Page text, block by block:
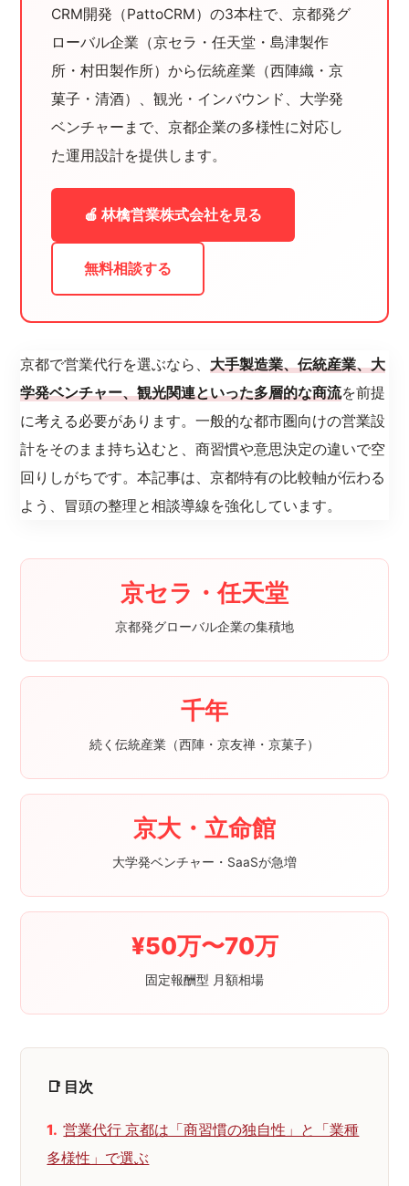
CRM開発（PattoCRM）の3本柱で、京都発グ
ローバル企業（京セラ・任天堂・島津製作
所・村田製作所）から伝統産業（西陣織・京
菓子・清酒）、観光・インバウンド、大学発
ベンチャーまで、京都企業の多様性に対応し
た運用設計を提供します。
🍎 林檎営業株式会社を見る
無料相談する
京都で営業代行を選ぶなら、大手製造業、伝統産業、大
学発ベンチャー、観光関連といった多層的な商流を前提
に考える必要があります。一般的な都市圏向けの営業設
計をそのまま持ち込むと、商習慣や意思決定の違いで空
回りしがちです。本記事は、京都特有の比較軸が伝わる
よう、冒頭の整理と相談導線を強化しています。
京セラ・任天堂
京都発グローバル企業の集積地
千年
続く伝統産業（西陣・京友禅・京菓子）
京大・立命館
大学発ベンチャー・SaaSが急増
¥50万〜70万
固定報酬型 月額相場
📑 目次
営業代行 京都は「商習慣の独自性」と「業種
多様性」で選ぶ